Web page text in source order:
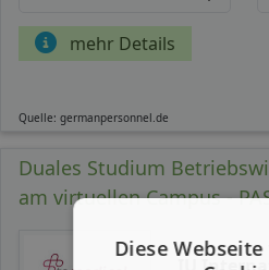
mehr Details
Quelle: germanpersonnel.de
Duales Studium
am virtuellen Campus -
Diese